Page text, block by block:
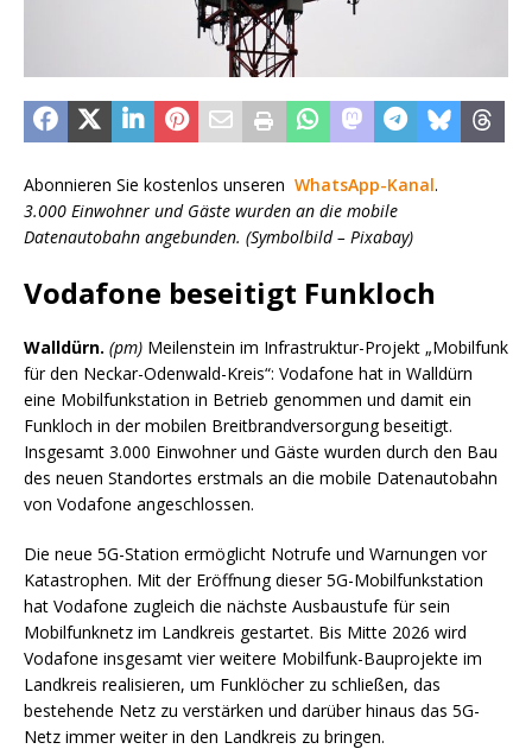
Abonnieren Sie kostenlos unseren WhatsApp-Kanal.
3.000 Einwohner und Gäste wurden an die mobile
Datenautobahn angebunden. (Symbolbild – Pixabay)
Vodafone beseitigt Funkloch
Walldürn. (pm) Meilenstein im Infrastruktur-Projekt „Mobilfunk
für den Neckar-Odenwald-Kreis“: Vodafone hat in Walldürn
eine Mobilfunkstation in Betrieb genommen und damit ein
Funkloch in der mobilen Breitbrandversorgung beseitigt.
Insgesamt 3.000 Einwohner und Gäste wurden durch den Bau
des neuen Standortes erstmals an die mobile Datenautobahn
von Vodafone angeschlossen.
Die neue 5G-Station ermöglicht Notrufe und Warnungen vor
Katastrophen. Mit der Eröffnung dieser 5G-Mobilfunkstation
hat Vodafone zugleich die nächste Ausbaustufe für sein
Mobilfunknetz im Landkreis gestartet. Bis Mitte 2026 wird
Vodafone insgesamt vier weitere Mobilfunk-Bauprojekte im
Landkreis realisieren, um Funklöcher zu schließen, das
bestehende Netz zu verstärken und darüber hinaus das 5G-
Netz immer weiter in den Landkreis zu bringen.